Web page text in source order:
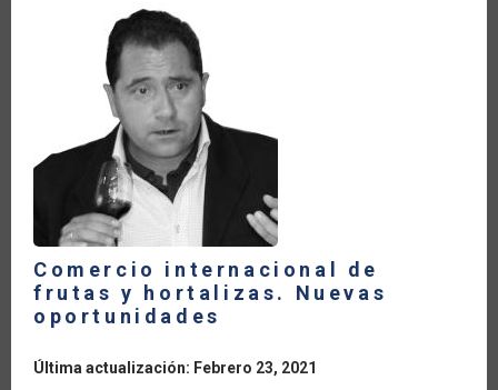
SUPPLY
IS
ENGAGED
ON
THE
DISCUSSIONS
REGARDING
THE
FOOD
SYSTEMS
SUMMIT
Comercio internacional de
frutas y hortalizas. Nuevas
oportunidades
Última actualización: Febrero 23, 2021